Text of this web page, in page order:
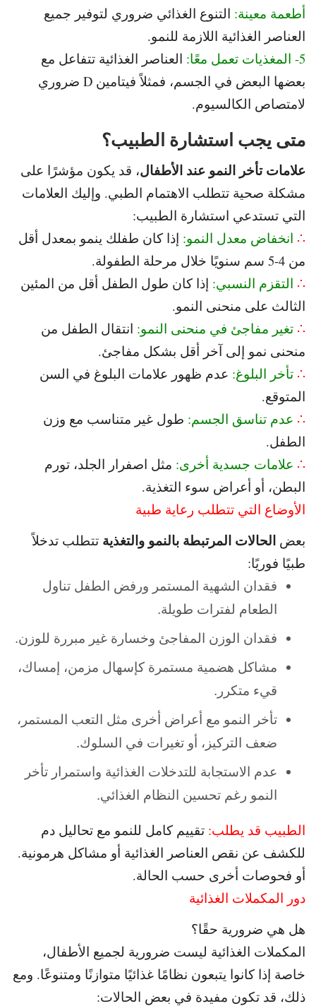
أطعمة معينة: التنوع الغذائي ضروري لتوفير جميع
العناصر الغذائية اللازمة للنمو.
5- المغذيات تعمل معًا:
العناصر الغذائية تتفاعل مع
بعضها البعض في الجسم، فمثلاً فيتامين D ضروري
لامتصاص الكالسيوم.
متى يجب استشارة الطبيب؟
علاماتتأخر النمو عند الأطفال، قد يكون مؤشرًا على
مشكلة صحية تتطلب الاهتمام الطبي. وإليك العلامات
التي تستدعي استشارة الطبيب:
∴ انخفاض معدل النمو: إذا كان طفلك ينمو بمعدل أقل
من 4-5 سم سنويًا خلال مرحلة الطفولة.
∴ التقزم النسبي: إذا كان طول الطفل أقل من المئين
الثالث على منحنى النمو.
∴ تغير مفاجئ في منحنى النمو: انتقال الطفل من
منحنى نمو إلى آخر أقل بشكل مفاجئ.
∴ تأخر البلوغ: عدم ظهور علامات البلوغ في السن
المتوقع.
∴ عدم تناسق الجسم: طول غير متناسب مع وزن
الطفل.
∴ علامات جسدية أخرى: مثل اصفرار الجلد، تورم
البطن، أو أعراض سوء التغذية.
الأوضاع التي تتطلب رعاية طبية
بعض الحالات المرتبطة بالنمو والتغذية تتطلب تدخلاً
طبيًا فوريًا:
فقدان الشهية المستمر ورفض الطفل تناول
الطعام لفترات طويلة.
فقدان الوزن المفاجئ وخسارة غير مبررة للوزن.
مشاكل هضمية مستمرة كإسهال مزمن، إمساك،
قيء متكرر.
تأخر النمو مع أعراض أخرى مثل التعب المستمر،
ضعف التركيز، أو تغيرات في السلوك.
عدم الاستجابة للتدخلات الغذائية واستمرار تأخر
النمو رغم تحسين النظام الغذائي.
الطبيب قد يطلب: تقييم كامل للنمو مع تحاليل دم
للكشف عن نقص العناصر الغذائية أو مشاكل هرمونية.
أو فحوصات أخرى حسب الحالة.
دور المكملات الغذائية
هل هي ضرورية حقًا؟
المكملات الغذائية ليست ضرورية لجميع الأطفال،
خاصة إذا كانوا يتبعون نظامًا غذائيًا متوازنًا ومتنوعًا. ومع
ذلك، قد تكون مفيدة في بعض الحالات: